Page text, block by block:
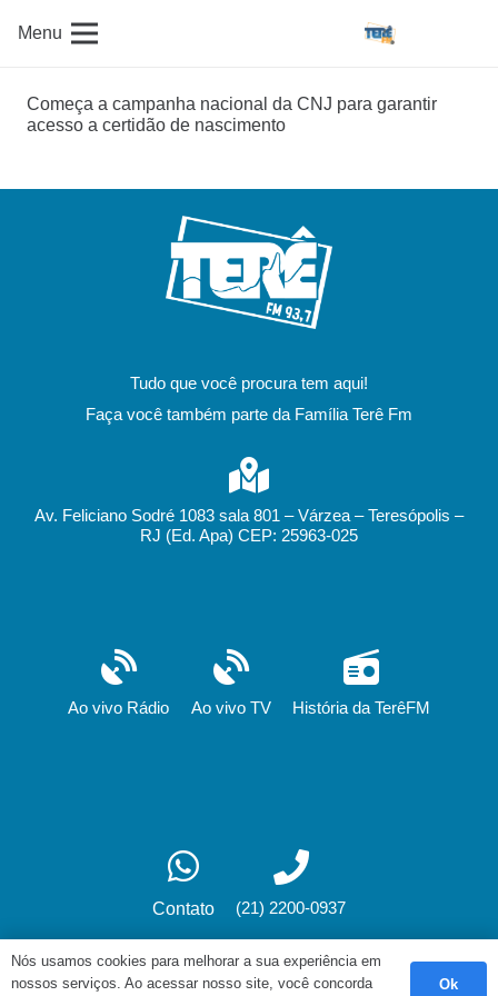
Menu
Começa a campanha nacional da CNJ para garantir
acesso a certidão de nascimento
Tudo que você procura tem aqui!
Faça você também parte da Família Terê Fm
Av. Feliciano Sodré 1083 sala 801 – Várzea – Teresópolis –
RJ (Ed. Apa) CEP: 25963-025
Ao vivo Rádio Ao vivo TV História da TerêFM
Contato (21) 2200-0937
Desenvolvimento: fox.art.br
Nós usamos cookies para melhorar a sua experiência em
nossos serviços. Ao acessar nosso site, você concorda
Ok